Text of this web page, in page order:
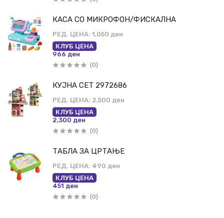
КАСА СО МИКРОФОН/ФИСКАЛНА
РЕД. ЦЕНА: 1,050 ден
КЛУБ ЦЕНА
966 ден
(0)
КУЈНА СЕТ 2972686
РЕД. ЦЕНА: 2,500 ден
КЛУБ ЦЕНА
2,300 ден
(0)
ТАБЛА ЗА ЦРТАЊЕ
РЕД. ЦЕНА: 490 ден
КЛУБ ЦЕНА
451 ден
(0)